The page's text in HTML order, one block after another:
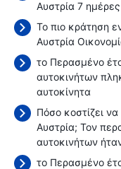
Αυστρία 7 ημέρες
Το πιο κράτηση
Αυστρία
το Περασμένο
αυτοκινήτων
αυτοκίνητα
Πόσο κοστίζει
Αυστρία; Τον
αυτοκινήτων
το Περασμένο